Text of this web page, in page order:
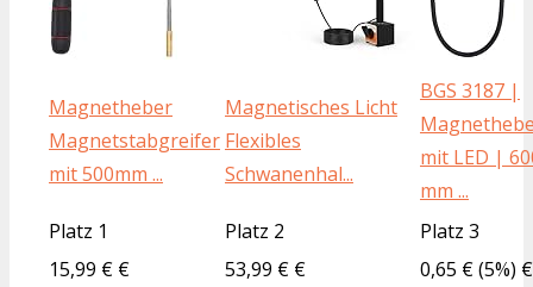
Magnetheber
Magnetstabgreifer
mit 500mm ...
Magnetisches Licht
Flexibles
Schwanenhal...
BGS 3187 |
mit LED |
mm ...
Platz 1
Platz 2
Platz 3
15,99 € €
53,99 € € 0,65 € (5%) €